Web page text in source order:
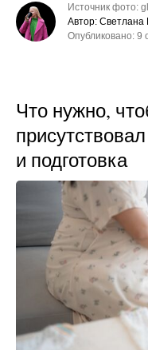
Источник фото:
Автор: Светлана
Опубликовано: 9
Что нужно,
и подготовка